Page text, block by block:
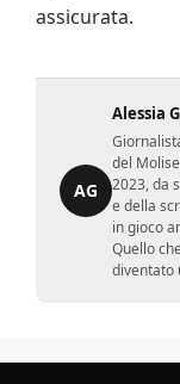
assicurata.
AG
Alessia
del
2023, da
e della
in gioco
Quello
diventato